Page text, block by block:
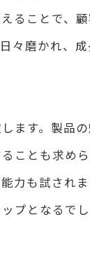
ることで、
磨かれ、成
ます。製品
ことも求めら
力も試されま
プとなるでし